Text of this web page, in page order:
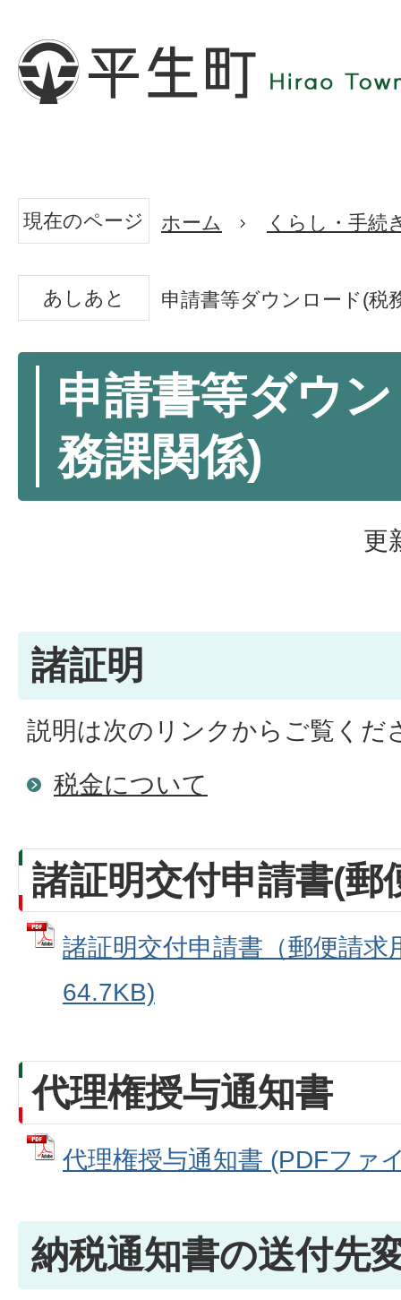
現在のページ ホーム くらし・手続
あしあと 申請書等ダウンロード(税
申請書等ダウ
務課関係)
更
諸証明
説明は次のリンクからご覧くだ
税金について
諸証明交付申請書(郵
諸証明交付申請書（郵便請求
64.7KB)
代理権授与通知書
代理権授与通知書 (PDFファ
納税通知書の送付先